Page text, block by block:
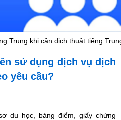
Trung khi cần dịch thuật tiếng
sử dụng dịch vụ dịch
yêu cầu?
du học, bảng điểm, giấy chứng